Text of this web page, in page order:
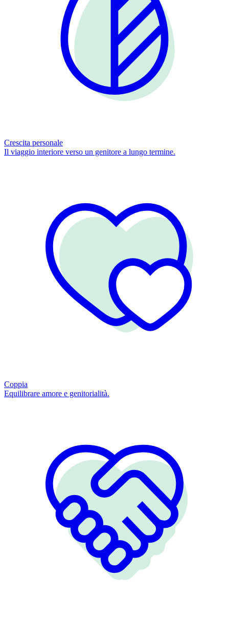
Crescita personale
Il viaggio interiore verso un genitore a lungo termine.
Coppia
Equilibrare amore e genitorialità.